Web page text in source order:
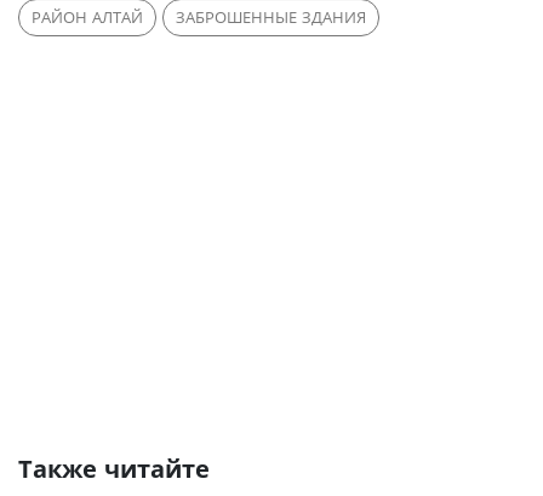
РАЙОН АЛТАЙ ЗАБРОШЕННЫЕ ЗДАНИЯ
Также читайте